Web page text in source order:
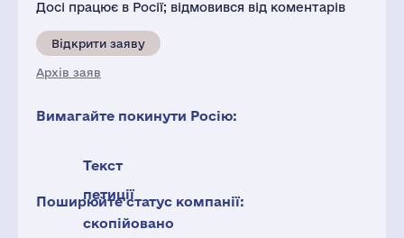
Досі працює в Росії; відмовився від коментарів
Відкрити заяву
Архів заяв
Вимагайте покинути Росію:
Текст
петиції
скопійовано
Поширюйте статус компанії: